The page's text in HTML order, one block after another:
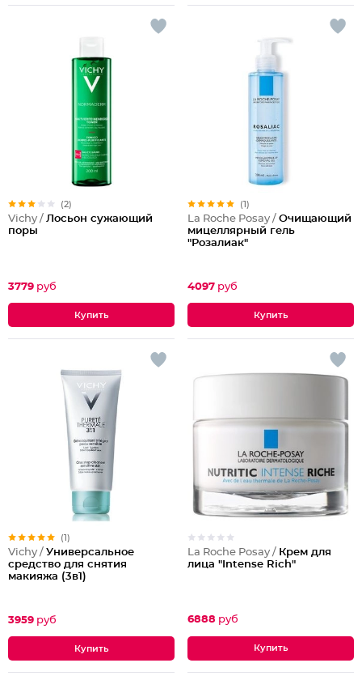
(2)
Vichy / Лосьон сужающий
поры
3779 руб
(1)
La Roche Posay / Очищающий
мицеллярный гель
"Розалиак"
4097 руб
(1)
Vichy / Универсальное
средство для снятия
макияжа (3в1)
3959 руб
La Roche Posay / Крем для
лица "Intense Rich"
6888 руб